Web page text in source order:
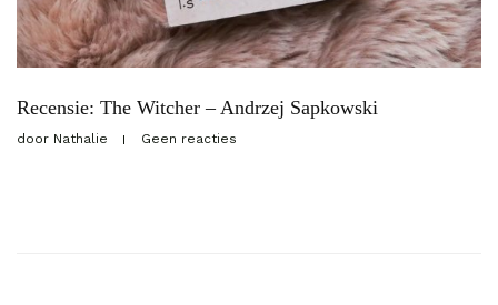
Recensie: The Witcher – Andrzej Sapkowski
door Nathalie Geen reacties